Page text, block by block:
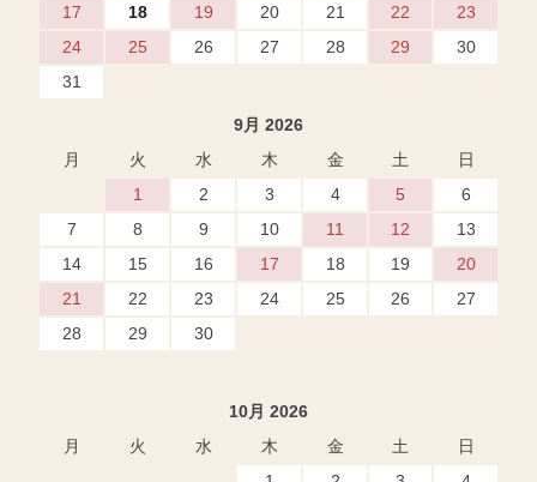
17
18 19 20 21 22
23
24
25 26 27 28 29
30
31
9月 2026
月
火 水 木 金 土
日
1
2 3 4 5
6
7
8 9 10 11 12
13
14
15 16 17 18 19
20
21
22 23 24 25 26
27
28
29 30
10月 2026
月
火 水 木 金 土
日